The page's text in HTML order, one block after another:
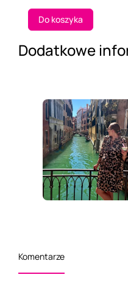
Do koszyka
Dodatkowe
Komentarze